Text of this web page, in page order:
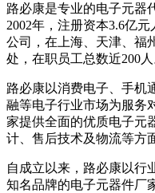
路必康是专业的电子元器
2002年，注册资本3.6亿
公司，在上海、天津、福
处，在职员工总数近200人
路必康以消费电子、手机
融等电子行业市场为服务
家提供全面的优质电子元
计、售后技术及物流等方
自成立以来，路必康以行
知名品牌的电子元器件厂